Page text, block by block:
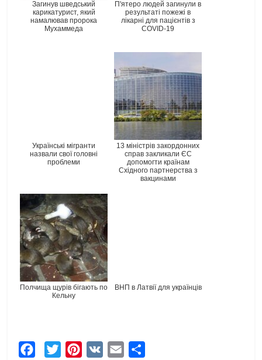
Загинув шведський
карикатурист, який
намалював пророка
Мухаммеда
П'ятеро людей загинули в
результаті пожежі в
лікарні для пацієнтів з
COVID-19
Українські мігранти
назвали свої головні
проблеми
13 міністрів закордонних
справ закликали ЄС
допомогти країнам
Східного партнерства з
вакцинами
Полчища щурів бігають по
Кельну
ВНП в Латвії для українців